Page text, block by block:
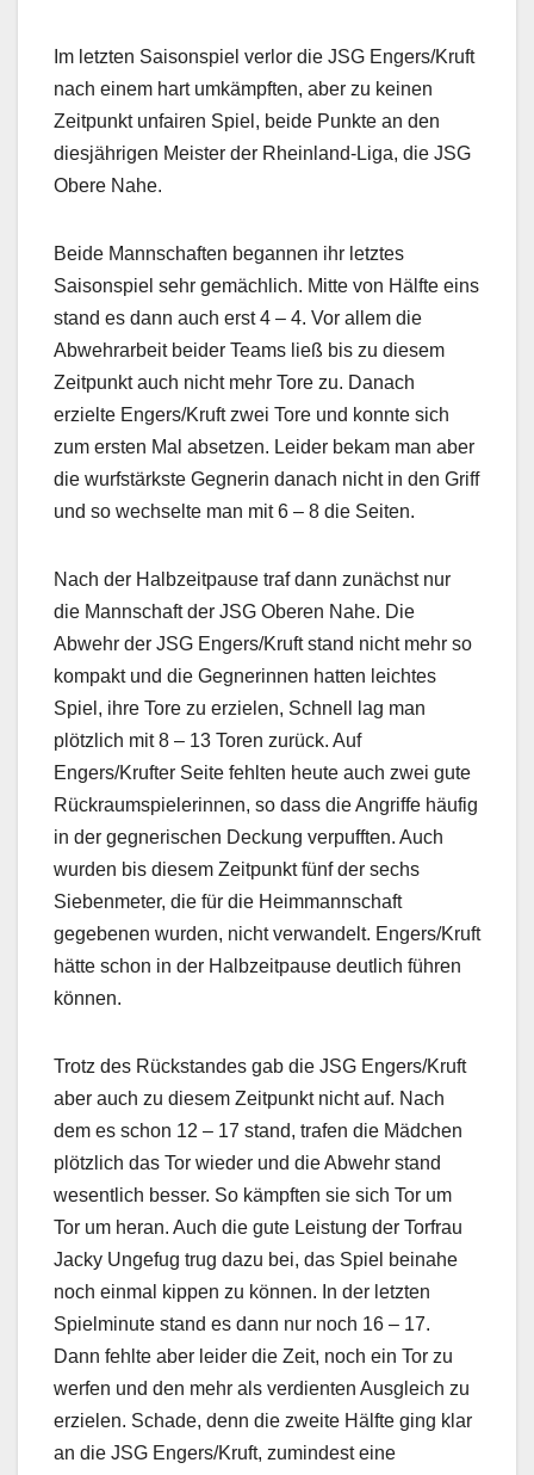
Im letzten Saisonspiel verlor die JSG Engers/Kruft
nach einem hart umkämpften, aber zu keinen
Zeitpunkt unfairen Spiel, beide Punkte an den
diesjährigen Meister der Rheinland-Liga, die JSG
Obere Nahe.
Beide Mannschaften begannen ihr letztes
Saisonspiel sehr gemächlich. Mitte von Hälfte eins
stand es dann auch erst 4 – 4. Vor allem die
Abwehrarbeit beider Teams ließ bis zu diesem
Zeitpunkt auch nicht mehr Tore zu. Danach
erzielte Engers/Kruft zwei Tore und konnte sich
zum ersten Mal absetzen. Leider bekam man aber
die wurfstärkste Gegnerin danach nicht in den Griff
und so wechselte man mit 6 – 8 die Seiten.
Nach der Halbzeitpause traf dann zunächst nur
die Mannschaft der JSG Oberen Nahe. Die
Abwehr der JSG Engers/Kruft stand nicht mehr so
kompakt und die Gegnerinnen hatten leichtes
Spiel, ihre Tore zu erzielen, Schnell lag man
plötzlich mit 8 – 13 Toren zurück. Auf
Engers/Krufter Seite fehlten heute auch zwei gute
Rückraumspielerinnen, so dass die Angriffe häufig
in der gegnerischen Deckung verpufften. Auch
wurden bis diesem Zeitpunkt fünf der sechs
Siebenmeter, die für die Heimmannschaft
gegebenen wurden, nicht verwandelt. Engers/Kruft
hätte schon in der Halbzeitpause deutlich führen
können.
Trotz des Rückstandes gab die JSG Engers/Kruft
aber auch zu diesem Zeitpunkt nicht auf. Nach
dem es schon 12 – 17 stand, trafen die Mädchen
plötzlich das Tor wieder und die Abwehr stand
wesentlich besser. So kämpften sie sich Tor um
Tor um heran. Auch die gute Leistung der Torfrau
Jacky Ungefug trug dazu bei, das Spiel beinahe
noch einmal kippen zu können. In der letzten
Spielminute stand es dann nur noch 16 – 17.
Dann fehlte aber leider die Zeit, noch ein Tor zu
werfen und den mehr als verdienten Ausgleich zu
erzielen. Schade, denn die zweite Hälfte ging klar
an die JSG Engers/Kruft, zumindest eine